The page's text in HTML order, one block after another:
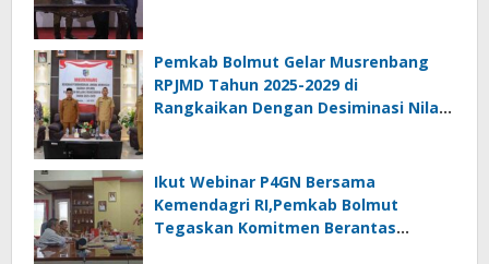
Pemkab Bolmut Gelar Musrenbang
RPJMD Tahun 2025-2029 di
Rangkaikan Dengan Desiminasi Nilai
Ikut Webinar P4GN Bersama
Kemendagri RI,Pemkab Bolmut
Tegaskan Komitmen Berantas